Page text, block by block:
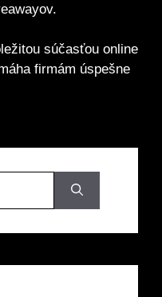
súčasťou online
firmám úspešne